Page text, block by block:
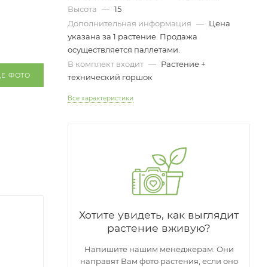
ФОТО
Высота — 15
Дополнительная информация — Цена
указана за 1 растение. Продажа
осуществляется паллетами.
В комплект входит — Растение +
технический горшок
Все характеристики
Хотите увидеть, как выглядит
растение вживую?
Напишите нашим менеджерам. Они
направят Вам фото растения, если оно